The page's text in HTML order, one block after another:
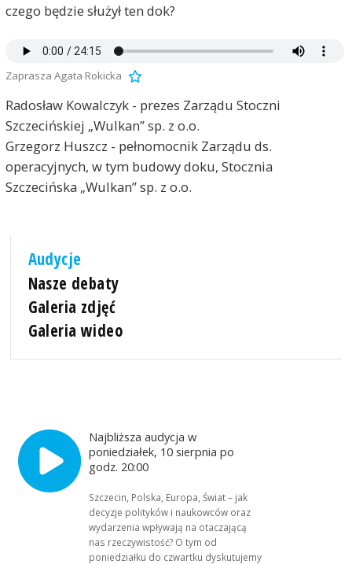
czego będzie służył ten dok?
Zaprasza Agata Rokicka
Radosław Kowalczyk - prezes Zarządu Stoczni
Szczecińskiej „Wulkan” sp. z o.o.
Grzegorz Huszcz - pełnomocnik Zarządu ds.
operacyjnych, w tym budowy doku, Stocznia
Szczecińska „Wulkan” sp. z o.o.
Audycje
Nasze debaty
Galeria zdjęć
Galeria wideo
Najbliższa audycja w
poniedziałek, 10 sierpnia po
godz. 20:00
Szczecin, Polska, Europa, Świat – jak
decyzje polityków i naukowców oraz
wydarzenia wpływają na otaczającą
nas rzeczywistość? O tym od
poniedziałku do czwartku dyskutujemy